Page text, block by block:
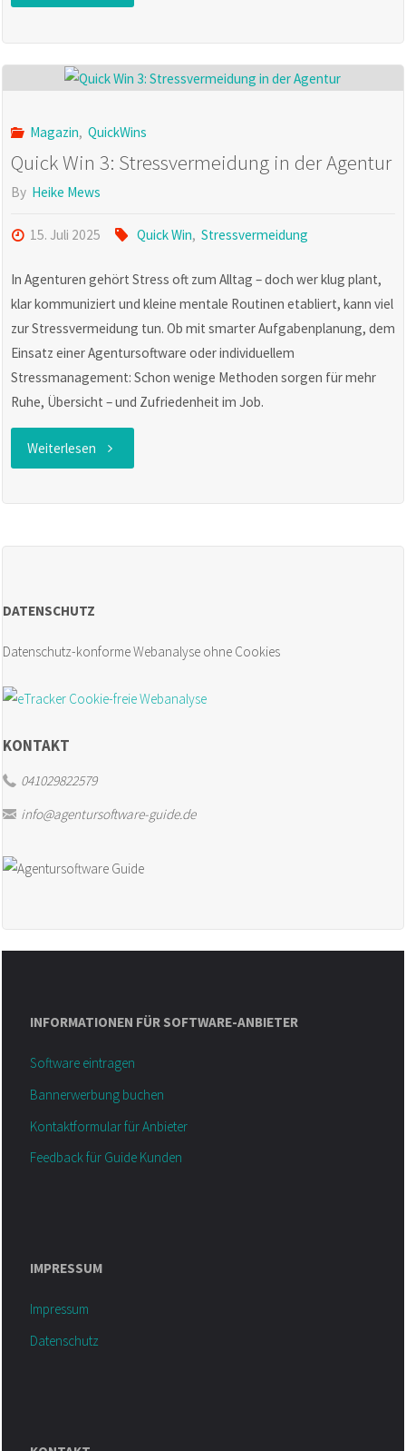
8:
anlegen"
Magazin, QuickWins
Quick Win 3: Stressvermeidung in der Agentur
By Heike Mews
15. Juli 2025 Quick Win, Stressvermeidung
In Agenturen gehört Stress oft zum Alltag – doch wer klug plant,
klar kommuniziert und kleine mentale Routinen etabliert, kann viel
zur Stressvermeidung tun. Ob mit smarter Aufgabenplanung, dem
Einsatz einer Agentursoftware oder individuellem
Stressmanagement: Schon wenige Methoden sorgen für mehr
Ruhe, Übersicht – und Zufriedenheit im Job.
Weiterlesen "Quick
der
Agentur"
DATENSCHUTZ
Datenschutz-konforme Webanalyse ohne Cookies
KONTAKT
041029822579
info@agentursoftware-guide.de
INFORMATIONEN FÜR SOFTWARE-ANBIETER
Software eintragen
Bannerwerbung buchen
Kontaktformular für Anbieter
Feedback für Guide Kunden
IMPRESSUM
Impressum
Datenschutz